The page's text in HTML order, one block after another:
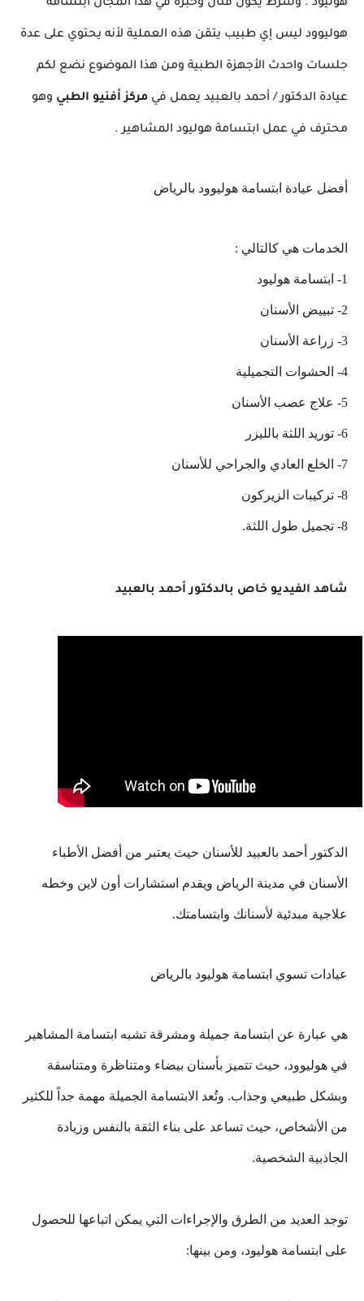
هوليود . وشرط يكون فنان وخبره في هذا المجال ابتسامة
هوليوود ليس إي طبيب يتقن هذه العملية لأنه يحتوي على عدة
جلسات واحدث الأجهزة الطبية ومن هذا الموضوع نضع لكم
عيادة الدكتور / أحمد بالعبيد يعمل في مركز أفنيو الطبي وهو
محترف في عمل ابتسامة هوليود المشاهير .
أفضل عيادة ابتسامة هوليوود بالرياض
الخدمات هي كالتالي :
1- ابتسامة هوليود
2- تبييض الأسنان
3- زراعة الأسنان
4- الحشوات التجميلية
5- علاج عصب الأسنان
6- توريد اللثة بالليزر
7- الخلع العادي والجراحي للأسنان
8- تركيبات الزيركون
8- تجميل طول اللثة.
شاهد الفيديو خاص بالدكتور أحمد بالعبيد
الدكتور أحمد بالعبيد للأسنان حيث يعتبر من أفضل الأطباء
الأسنان في مدينة الرياض ويقدم استشارات أون لاين وخطه
علاجية مبدئية لأسنانك وابتسامتك.
عيادات تسوي ابتسامة هوليود بالرياض
هي عبارة عن ابتسامة جميلة ومشرقة تشبه ابتسامة المشاهير
في هوليوود، حيث تتميز بأسنان بيضاء ومتناظرة ومتناسقة
وبشكل طبيعي وجذاب. وتُعد الابتسامة الجميلة مهمة جداً للكثير
من الأشخاص، حيث تساعد على بناء الثقة بالنفس وزيادة
الجاذبية الشخصية.
توجد العديد من الطرق والإجراءات التي يمكن اتباعها للحصول
على ابتسامة هوليود، ومن بينها: